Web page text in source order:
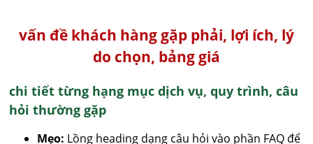
vấn đề khách hàng gặp phải, lợi ích, lý
do chọn, bảng giá
chi tiết từng hạng mục dịch vụ, quy trình, câu
hỏi thường gặp
Mẹo: Lồng heading dạng câu hỏi vào phần FAQ để